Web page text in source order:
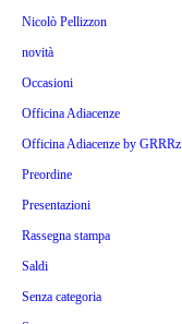
Nicolò Pellizzon
novità
Occasioni
Officina Adiacenze
Officina Adiacenze by GRRRz
Preordine
Presentazioni
Rassegna stampa
Saldi
Senza categoria